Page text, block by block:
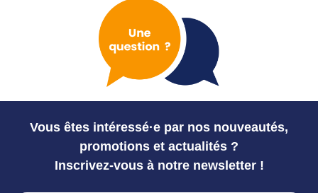
Vous êtes intéressé·e par nos nouveautés,
promotions et actualités ?
Inscrivez-vous à notre newsletter !